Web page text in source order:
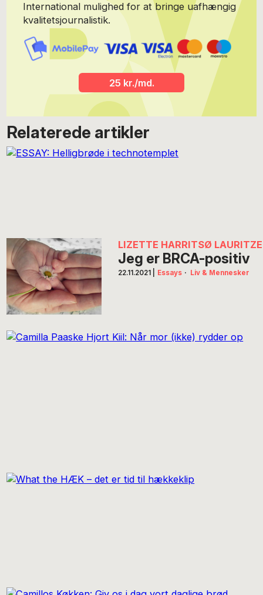
International mulighed for at bringe uafhængig
kvalitetsjournalistik.
25 kr./md.
Relaterede artikler
LIZETTE HARRITSØ
Jeg er BRCA-positiv
22.11.2021 Essays · Liv & Mennesker